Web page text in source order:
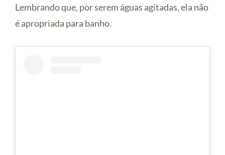
Lembrando que, por serem águas agitadas, ela não
é apropriada para banho.